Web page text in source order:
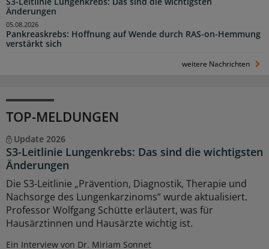
Änderungen
Pankreaskrebs: Hoffnung auf Wende durch RAS-on-Hemmung
verstärkt sich
05.08.2026
weitere Nachrichten
TOP-MELDUNGEN
Update 2026
S3-Leitlinie Lungenkrebs: Das sind die wichtigsten
Änderungen
Die S3-Leitlinie „Prävention, Diagnostik, Therapie und
Nachsorge des Lungenkarzinoms“ wurde aktualisiert.
Professor Wolfgang Schütte erläutert, was für
Hausärztinnen und Hausärzte wichtig ist.
Ein Interview von Dr. Miriam Sonnet